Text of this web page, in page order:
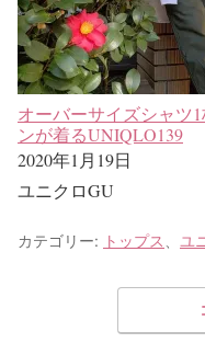
オーバーサイズシャツ
ンが着るUNIQLO139
2020年1月19日
ユニクロGU
カテゴリー: トップス ユ